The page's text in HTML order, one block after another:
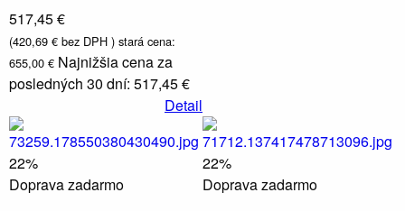
517,45 €
(420,69 € bez DPH ) stará cena:
655,00 € Najnižšia cena za
posledných 30 dní: 517,45 €
Detail
22%
Doprava zadarmo
22%
Doprava zadarmo